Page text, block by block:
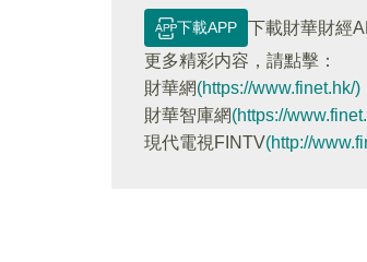
下載APP
下載財華財經
更多精彩内容，請點擊：
財華網(https://www.finet.hk/)
財華智庫網(https://
現代電視FINTV(http://